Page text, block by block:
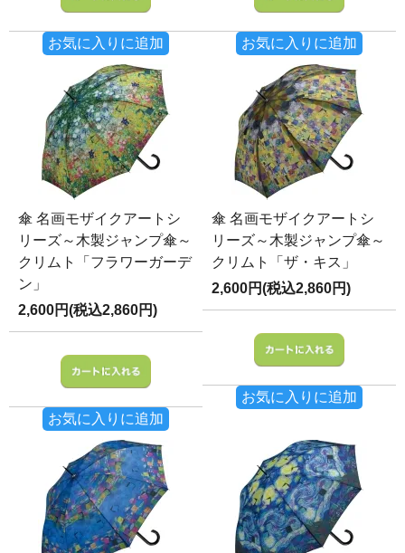
お気に入りに追加 お気に入りに追加
傘 名画モザイクアートシ
リーズ～木製ジャンプ傘～
クリムト「フラワーガーデ
ン」
2,600円(税込2,860円)
お気に入りに追加
傘 名画モザイクアートシ
リーズ～木製ジャンプ傘～
クリムト「ザ・キス」
2,600円(税込2,860円)
お気に入りに追加